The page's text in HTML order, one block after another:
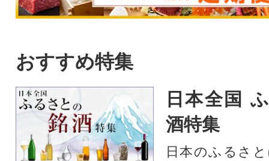
おすすめ特集
日本全国
酒特集
日本のふるさ